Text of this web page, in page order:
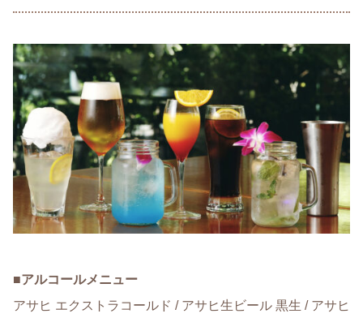
■アルコールメニュー
アサヒ エクストラコールド / アサヒ生ビール 黒生 / アサヒ